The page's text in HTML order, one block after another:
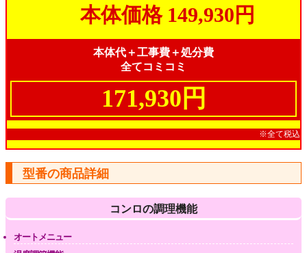
本体価格 149,930円
本体代＋工事費＋処分費
全てコミコミ
171,930円
※全て税込
型番の商品詳細
コンロの調理機能
オートメニュー